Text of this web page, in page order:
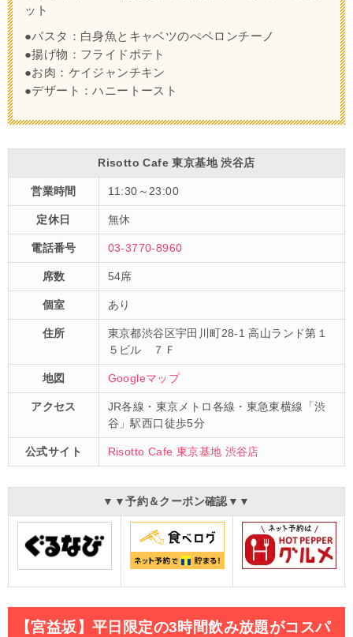
ット
●パスタ：白身魚とキャベツのぺペロンチーノ
●揚げ物：フライドポテト
●お肉：ケイジャンチキン
●デザート：ハニートースト
Risotto Cafe 東京基地 渋谷店
営業時間 11:30～23:00
定休日 無休
電話番号 03-3770-8960
席数 54席
個室 あり
住所
東京都渋谷区宇田川町28-1 高山ランド第１
５ビル ７Ｆ
地図 Googleマップ
アクセス
JR各線・東京メトロ各線・東急東横線「渋
谷」駅西口徒歩5分
公式サイト Risotto Cafe 東京基地 渋谷店
▼▼予約＆クーポン確認▼▼
【宮益坂】平日限定の3時間飲み放題がコスパ